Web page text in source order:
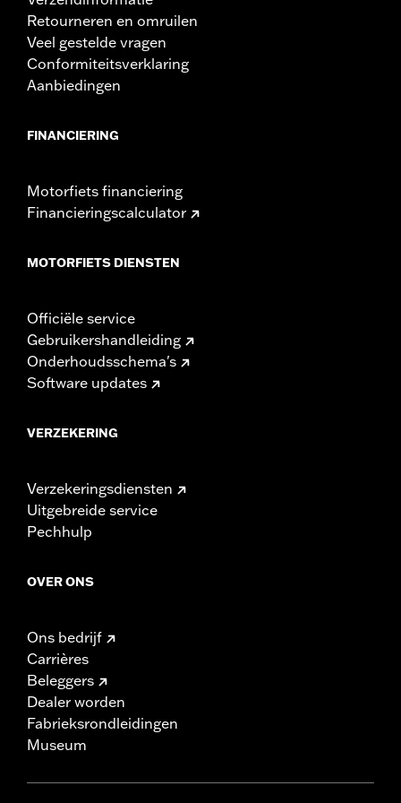
Retourneren en omruilen
Veel gestelde vragen
Conformiteitsverklaring
Aanbiedingen
FINANCIERING
Motorfiets financiering
Financieringscalculator
MOTORFIETS DIENSTEN
Officiële service
Gebruikershandleiding
Onderhoudsschema's
Software updates
VERZEKERING
Verzekeringsdiensten
Uitgebreide service
Pechhulp
OVER ONS
Ons bedrijf
Carrières
Beleggers
Dealer worden
Fabrieksrondleidingen
Museum